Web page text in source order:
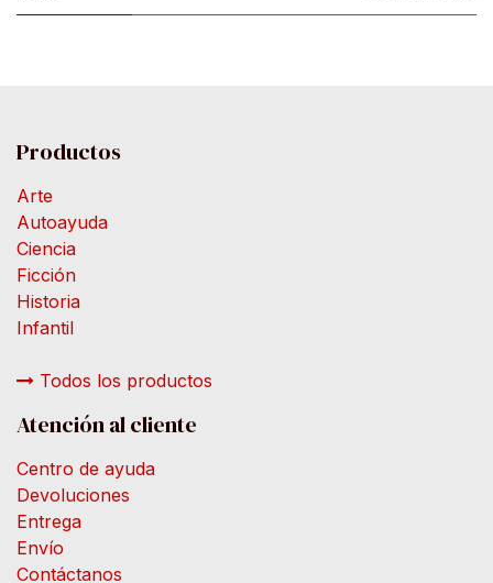
Productos
Arte
Autoayuda
Ciencia
Ficción
Historia
Infantil
Todos los productos
Atención al cliente
Centro de ayuda
Devoluciones
Entrega
Envío
Contáctanos